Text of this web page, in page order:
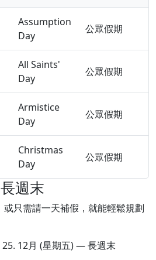
Assumption
Day
公眾假期
All Saints'
Day
公眾假期
Armistice
Day
公眾假期
Christmas
Day
公眾假期
週末
只需請一天補假，就能輕鬆規劃
25. 12月 (星期五) — 長週末